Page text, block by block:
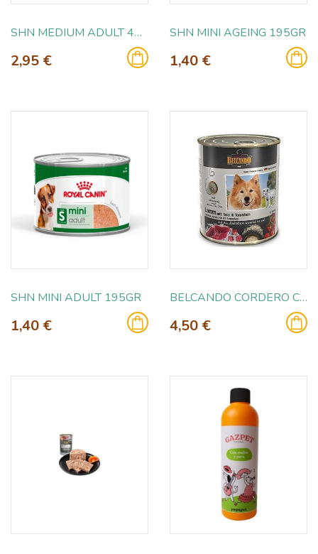
SHN MEDIUM ADULT 410GR
2,95 €
SHN MINI AGEING 195GR
1,40 €
SHN MINI ADULT 195GR
1,40 €
BELCANDO CORDERO CON ARROZ Y TOMATE 800GR
4,50 €